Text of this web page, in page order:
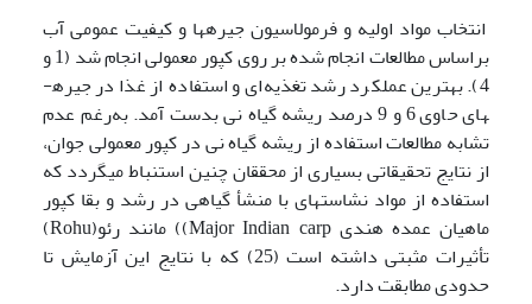
انتخاب مواد اولیه و فرمولاسیون جیره­ها و کیفیت عمومی آب
براساس مطالعات انجام شده بر روی کپور معمولی انجام شد (1 و
4). بهترین عملکرد رشد تغذیه‌ای و استفاده از غذا در جیره­
های حاوی 6 و 9 درصد ریشه گیاه نی بدست آمد. به‌رغم عدم
تشابه مطالعات استفاده از ریشه گیاه نی در کپور معمولی جوان،
از نتایج تحقیقاتی بسیاری از محققان چنین استنباط می­گردد که
استفاده از مواد نشاسته­ای با منشأ گیاهی در رشد و بقا کپور
ماهیان عمده هندی Major Indian carp)) مانند رئو(Rohu)
تأثیرات مثبتی داشته است (25) که با نتایج این آزمایش تا
حدودی مطابقت دارد.